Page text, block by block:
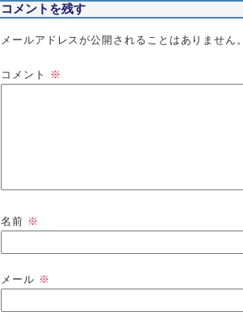
コメントを残す
メールアドレスが公開されることはありません。
コメント ※
名前 ※
メール ※